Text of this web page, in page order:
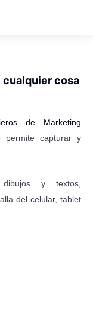
cualquier cosa
de Marketing
permite capturar y
dibujos y textos,
del celular, tablet